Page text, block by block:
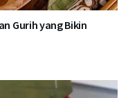
Gurih yang Bikin